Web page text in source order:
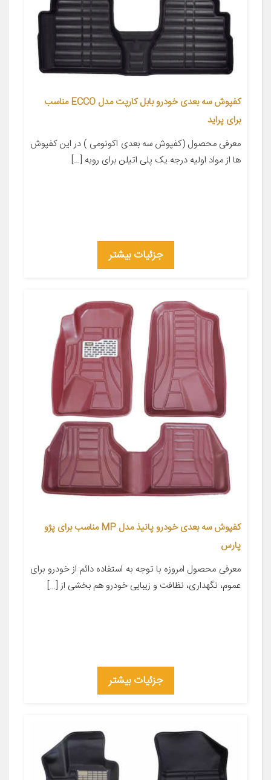
کفپوش سه بعدی خودرو بابل کارپت مدل ECCO مناسب
برای پراید
معرفی محصول (کفپوش سه بعدی اکونومی ) در این کفپوش
ها از مواد اولیه درجه یک پلی اتیلن برای رویه […]
جزئیات بیشتر
کفپوش سه بعدی خودرو پانیذ مدل MP مناسب برای پژو
پارس
معرفی محصول امروزه با توجه به استفاده دائم از خودرو برای
عموم، نگهداری، نظافت و زیبایی خودرو هم بخشی از […]
جزئیات بیشتر